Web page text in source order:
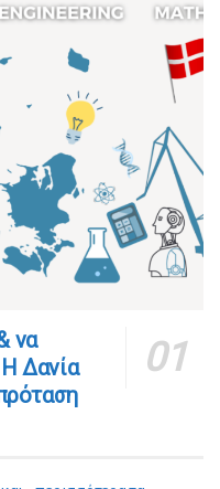
να
Δανία